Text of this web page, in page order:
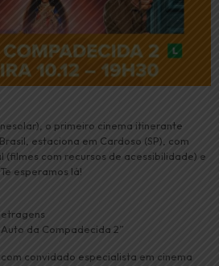
o primeiro cinema itinerante
estaciona em Cardoso (SP), com
com recursos de acessibilidade) e
esperamos lá!
Auto da Compadecida 2”
convidado especialista em cinema